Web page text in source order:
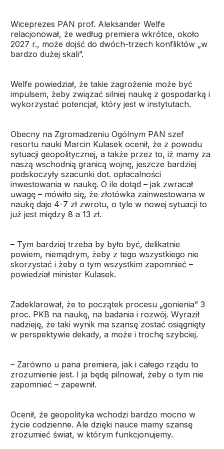
Wiceprezes PAN prof. Aleksander Welfe
relacjonował, że według premiera wkrótce, około
2027 r., może dojść do dwóch-trzech konfliktów „w
bardzo dużej skali”.
Welfe powiedział, że takie zagrożenie może być
impulsem, żeby związać silniej naukę z gospodarką i
wykorzystać potencjał, który jest w instytutach.
Obecny na Zgromadzeniu Ogólnym PAN szef
resortu nauki Marcin Kulasek ocenił, że z powodu
sytuacji geopolitycznej, a także przez to, iż mamy za
naszą wschodnią granicą wojnę, jeszcze bardziej
podskoczyły szacunki dot. opłacalności
inwestowania w naukę. O ile dotąd – jak zwracał
uwagę – mówiło się, że złotówka zainwestowana w
naukę daje 4-7 zł zwrotu, o tyle w nowej sytuacji to
już jest między 8 a 13 zł.
– Tym bardziej trzeba by było być, delikatnie
powiem, niemądrym, żeby z tego wszystkiego nie
skorzystać i żeby o tym wszystkim zapomnieć –
powiedział minister Kulasek.
Zadeklarował, że to początek procesu „gonienia” 3
proc. PKB na naukę, na badania i rozwój. Wyraził
nadzieję, że taki wynik ma szansę zostać osiągnięty
w perspektywie dekady, a może i trochę szybciej.
– Zarówno u pana premiera, jak i całego rządu to
zrozumienie jest. I ja będę pilnował, żeby o tym nie
zapomnieć – zapewnił.
Ocenił, że geopolityka wchodzi bardzo mocno w
życie codzienne. Ale dzięki nauce mamy szansę
zrozumieć świat, w którym funkcjonujemy.